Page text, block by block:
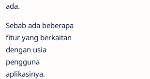
ada.
Sebab ada beberapa
fitur yang berkaitan
dengan usia
pengguna
aplikasinya.